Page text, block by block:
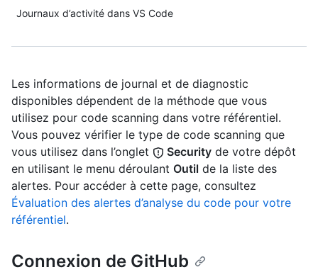
Journaux d’activité dans VS Code
Les informations de journal et de diagnostic
disponibles dépendent de la méthode que vous
utilisez pour code scanning dans votre référentiel.
Vous pouvez vérifier le type de code scanning que
vous utilisez dans l’onglet
Security de votre dépôt
en utilisant le menu déroulant Outil de la liste des
alertes. Pour accéder à cette page, consultez
Évaluation des alertes d’analyse du code pour votre
référentiel.
Connexion de GitHub